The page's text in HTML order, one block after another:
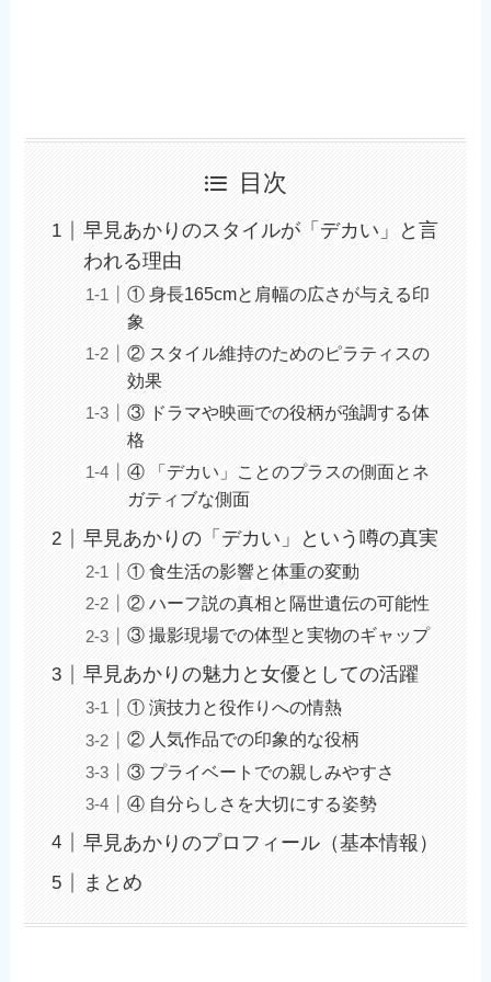
目次
早見あかりのスタイルが「デカい」と言
われる理由
① 身長165cmと肩幅の広さが与える印
象
② スタイル維持のためのピラティスの
効果
③ ドラマや映画での役柄が強調する体
格
④ 「デカい」ことのプラスの側面とネ
ガティブな側面
早見あかりの「デカい」という噂の真実
① 食生活の影響と体重の変動
② ハーフ説の真相と隔世遺伝の可能性
③ 撮影現場での体型と実物のギャップ
早見あかりの魅力と女優としての活躍
① 演技力と役作りへの情熱
② 人気作品での印象的な役柄
③ プライベートでの親しみやすさ
④ 自分らしさを大切にする姿勢
早見あかりのプロフィール（基本情報）
まとめ